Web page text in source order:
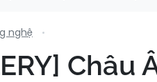
nghệ